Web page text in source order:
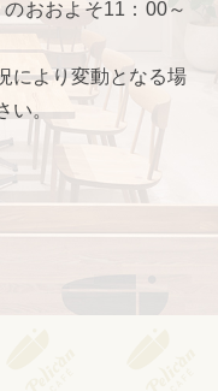
おおよそ11：00～
により変動となる場
い。